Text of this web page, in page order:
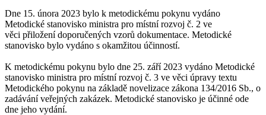
Dne 15. února 2023 bylo k metodickému pokynu vydáno
Metodické stanovisko ministra pro místní rozvoj č. 2 ve
věci přiložení doporučených vzorů dokumentace. Metodické
stanovisko bylo vydáno s okamžitou účinností.
K metodickému pokynu bylo dne 25. září 2023 vydáno Metodické
stanovisko ministra pro místní rozvoj č. 3 ve věci úpravy textu
Metodického pokynu na základě novelizace zákona 134/2016 Sb., o
zadávání veřejných zakázek. Metodické stanovisko je účinné ode
dne jeho vydání.